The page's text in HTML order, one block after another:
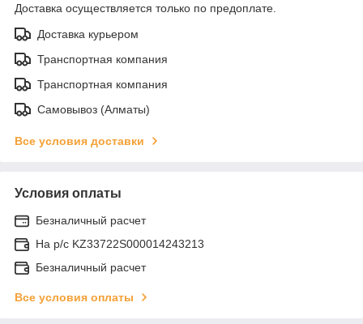
Доставка осуществляется только по предоплате.
Доставка курьером
Транспортная компания
Транспортная компания
Самовывоз (Алматы)
Все условия доставки
Условия оплаты
Безналичный расчет
На р/c KZ33722S000014243213
Безналичный расчет
Все условия оплаты